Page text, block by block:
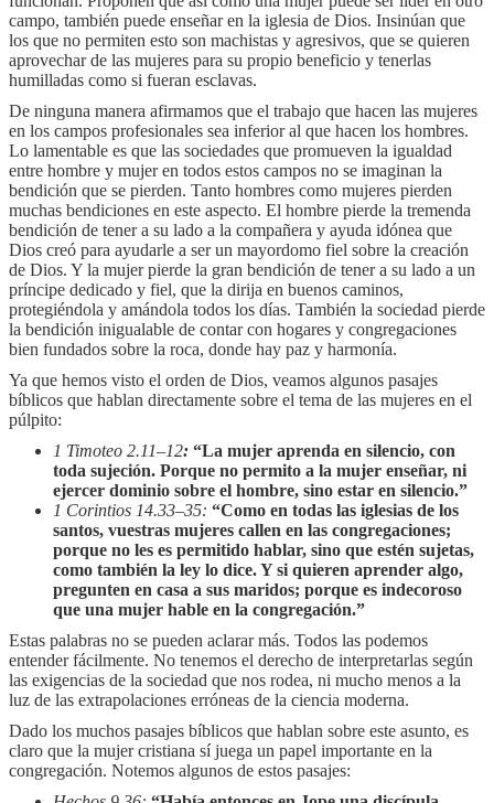
campo, también puede enseñar en la iglesia de Dios. Insinúan que
los que no permiten esto son machistas y agresivos, que se quieren
aprovechar de las mujeres para su propio beneficio y tenerlas
humilladas como si fueran esclavas.
De ninguna manera afirmamos que el trabajo que hacen las mujeres
en los campos profesionales sea inferior al que hacen los hombres.
Lo lamentable es que las sociedades que promueven la igualdad
entre hombre y mujer en todos estos campos no se imaginan la
bendición que se pierden. Tanto hombres como mujeres pierden
muchas bendiciones en este aspecto. El hombre pierde la tremenda
bendición de tener a su lado a la compañera y ayuda idónea que
Dios creó para ayudarle a ser un mayordomo fiel sobre la creación
de Dios. Y la mujer pierde la gran bendición de tener a su lado a un
príncipe dedicado y fiel, que la dirija en buenos caminos,
protegiéndola y amándola todos los días. También la sociedad pierde
la bendición inigualable de contar con hogares y congregaciones
bien fundados sobre la roca, donde hay paz y harmonía.
Ya que hemos visto el orden de Dios, veamos algunos pasajes
bíblicos que hablan directamente sobre el tema de las mujeres en el
púlpito:
1 Timoteo 2.11–12: “La mujer aprenda en silencio, con
toda sujeción. Porque no permito a la mujer enseñar, ni
ejercer dominio sobre el hombre, sino estar en silencio.”
1 Corintios 14.33–35: “Como en todas las iglesias de los
santos, vuestras mujeres callen en las congregaciones;
porque no les es permitido hablar, sino que estén sujetas,
como también la ley lo dice. Y si quieren aprender algo,
pregunten en casa a sus maridos; porque es indecoroso
que una mujer hable en la congregación.”
Estas palabras no se pueden aclarar más. Todos las podemos
entender fácilmente. No tenemos el derecho de interpretarlas según
las exigencias de la sociedad que nos rodea, ni mucho menos a la
luz de las extrapolaciones erróneas de la ciencia moderna.
Dado los muchos pasajes bíblicos que hablan sobre este asunto, es
claro que la mujer cristiana sí juega un papel importante en la
congregación. Notemos algunos de estos pasajes: